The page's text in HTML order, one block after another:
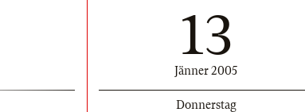
13
Jänner 2005
Donnerstag